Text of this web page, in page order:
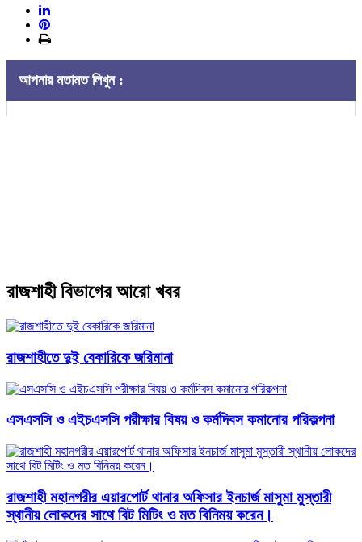
আপনার মতামত লিখুন :
রাজশাহী বিভাগের আরো খবর
রাজশাহীতে দুই বেকারিকে জরিমানা
এসএসসি ও এইচএসসি পরীক্ষার বিষয় ও কর্মদিবস কমানোর পরিকল্পনা
রাজশাহী মহানগরীর এয়ারপোর্ট থানার অফিসার ইনচার্জ মাসুমা মুস্তারী
স্থানীয় লোকদের সাথে বিট মিটিং ও মত বিনিময় করেন।